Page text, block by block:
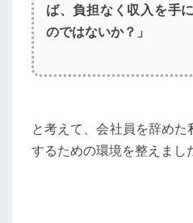
ば、負担なく収入を手
のではないか？」
と考えて、会社員を辞め
するための環境を整えまし